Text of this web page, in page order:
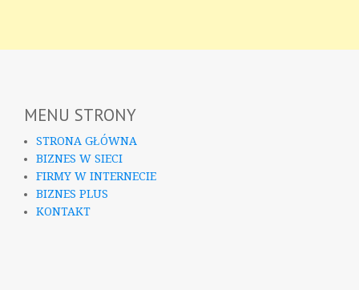
MENU STRONY
STRONA GŁÓWNA
BIZNES W SIECI
FIRMY W INTERNECIE
BIZNES PLUS
KONTAKT